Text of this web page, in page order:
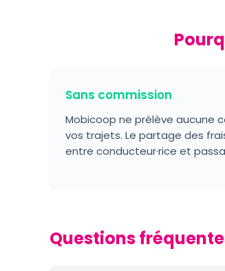
Sans commission
Mobicoop ne prélève aucune
vos trajets. Le partage des
entre conducteur·rice et
Questions